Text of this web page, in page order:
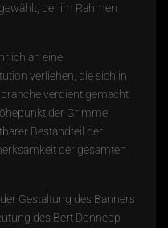
der im Rahmen
an eine
verliehen, die sich in
verdient gemacht
der Grimme
Bestandteil der
der gesamten
Gestaltung des Banners
des Bert Donnepp